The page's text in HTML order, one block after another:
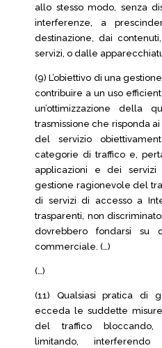
allo stesso modo, senza
interferenze, a
destinazione, dai
servizi, o dalle
(9) L’obiettivo di una
contribuire a un uso
un’ottimizzazione della
trasmissione che risponda
del servizio
categorie di traffico e,
applicazioni e dei servizi
gestione ragionevole del
di servizi di accesso a
trasparenti, non
dovrebbero fondarsi su
commerciale. (…)
(…)
(11) Qualsiasi pratica di
ecceda le suddette
del traffico bloccando,
limitando,